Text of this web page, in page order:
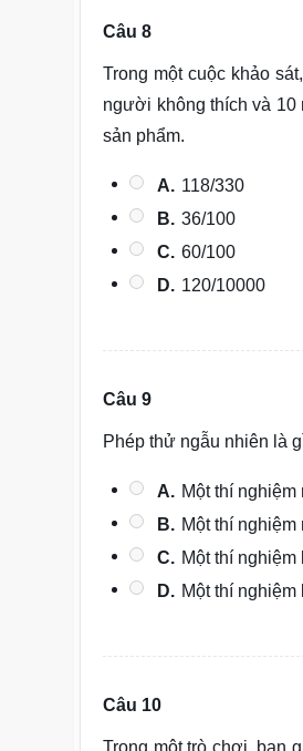
Câu 8
Trong một cuộc khảo
người không thích và
sản phẩm.
A. 118/330
B. 36/100
C. 60/100
D. 120/10000
Câu 9
Phép thử ngẫu nhiên là
A. Một thí
B. Một thí
C. Một thí nghiệm
D. Một thí nghiệm
Câu 10
Trong một trò chơi, bạn